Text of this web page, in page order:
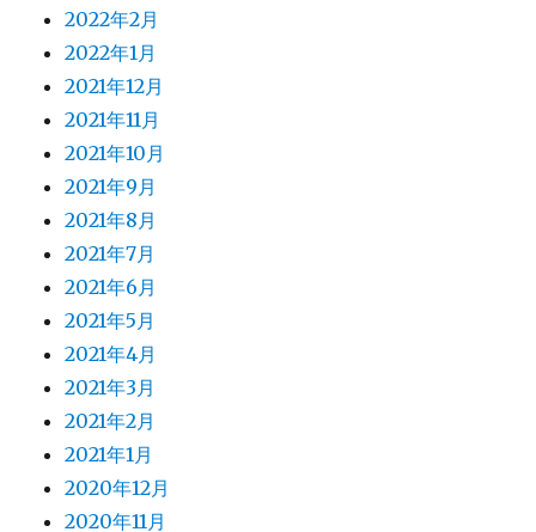
2022年2月
2022年1月
2021年12月
2021年11月
2021年10月
2021年9月
2021年8月
2021年7月
2021年6月
2021年5月
2021年4月
2021年3月
2021年2月
2021年1月
2020年12月
2020年11月